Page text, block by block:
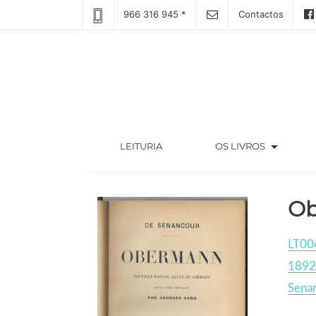
966 316 945 * Contactos
LEITURIA(CURRENT) OS LIVROS arrow_drop_down
1892